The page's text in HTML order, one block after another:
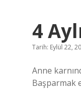
4
Tarih: Eylül 22,
Anne
Başparmak